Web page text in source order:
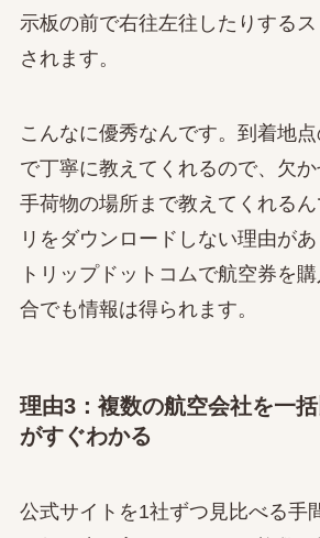
示板の前で右往左往したりする
されます。
こんなに優秀なんです。到着地
で丁寧に教えてくれるので、欠か
手荷物の場所まで教えてくれる
リをダウンロードしない理由があ
トリップドットコムで航空券を
合でも情報は得られます。
理由3：複数の航空会社を一
がすぐわかる
公式サイトを1社ずつ見比べる手